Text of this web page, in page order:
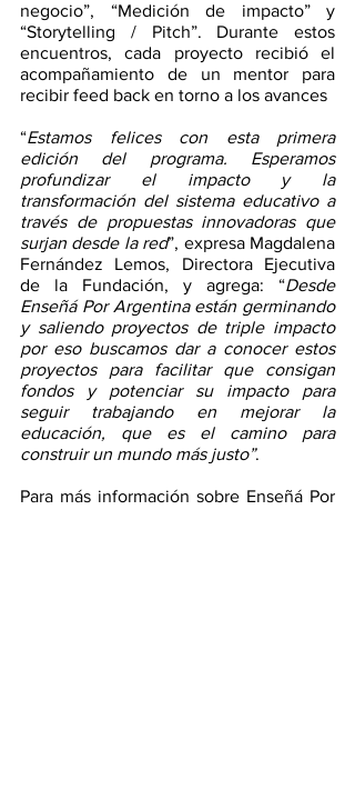
negocio”, “Medición de impacto” y
“Storytelling / Pitch”. Durante estos
encuentros, cada proyecto recibió el
acompañamiento de un mentor para
recibir feed back en torno a los avances
“Estamos felices con esta primera
edición del programa. Esperamos
profundizar el impacto y la
transformación del sistema educativo a
través de propuestas innovadoras que
surjan desde la red”, expresa Magdalena
Fernández Lemos, Directora Ejecutiva
de la Fundación, y agrega: “Desde
Enseñá Por Argentina están germinando
y saliendo proyectos de triple impacto
por eso buscamos dar a conocer estos
proyectos para facilitar que consigan
fondos y potenciar su impacto para
seguir trabajando en mejorar la
educación, que es el camino para
construir un mundo más justo”.
Para más información sobre Enseñá Por